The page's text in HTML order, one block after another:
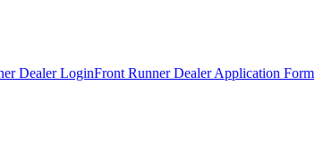
Dealer LoginFront Runner Dealer Application Form